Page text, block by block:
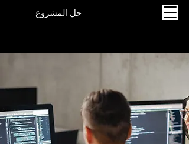
حل المشروع